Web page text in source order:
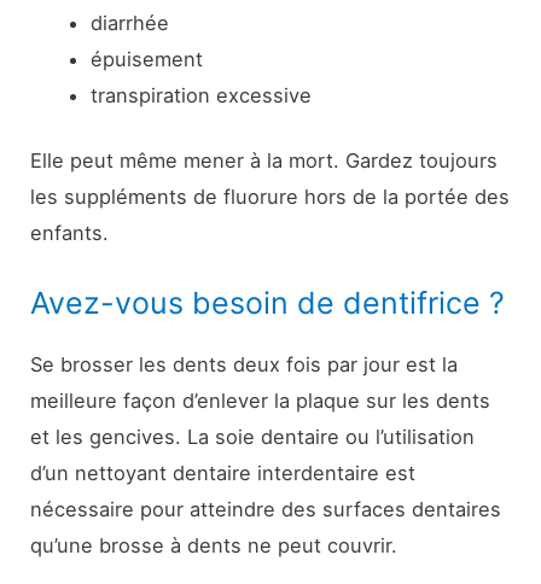
diarrhée
épuisement
transpiration excessive
Elle peut même mener à la mort. Gardez toujours
les suppléments de fluorure hors de la portée des
enfants.
Avez-vous besoin de dentifrice ?
Se brosser les dents deux fois par jour est la
meilleure façon d’enlever la plaque sur les dents
et les gencives. La soie dentaire ou l’utilisation
d’un nettoyant dentaire interdentaire est
nécessaire pour atteindre des surfaces dentaires
qu’une brosse à dents ne peut couvrir.